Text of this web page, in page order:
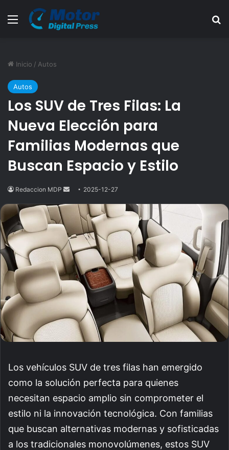
Menú
Inicio / Autos
Autos
Los SUV de Tres Filas: La
Nueva Elección para
Familias Modernas que
Buscan Espacio y Estilo
Redaccion MDP
Send
email
2025-12-27
Los vehículos SUV de tres filas han emergido
como la solución perfecta para quienes
necesitan espacio amplio sin comprometer el
estilo ni la innovación tecnológica. Con familias
que buscan alternativas modernas y sofisticadas
a los tradicionales monovolúmenes, estos SUV